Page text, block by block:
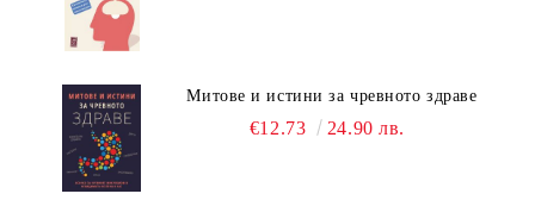
Митове и истини за чревното здраве
€12.73 24.90 лв.